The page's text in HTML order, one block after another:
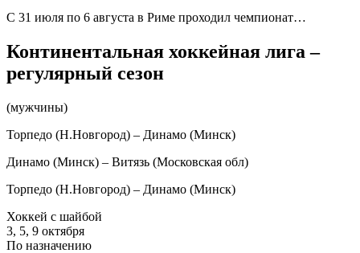
С 31 июля по 6 августа в Риме проходил чемпионат…
Континентальная хоккейная лига –
регулярный сезон
(мужчины)
Торпедо (Н.Новгород) – Динамо (Минск)
Динамо (Минск) – Витязь (Московская обл)
Торпедо (Н.Новгород) – Динамо (Минск)
Хоккей с шайбой
3, 5, 9 октября
По назначению